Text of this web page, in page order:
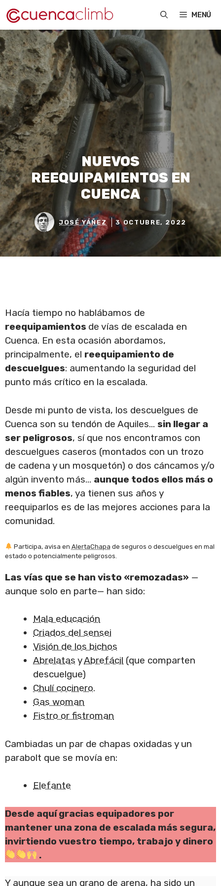
Saltar
al
contenido
MENÚ
NUEVOS
REEQUIPAMIENTOS EN
CUENCA
JOSÉ YÁÑEZ 3 OCTUBRE, 2022
Hacía tiempo no hablábamos de
reequipamientos de vías de escalada en
Cuenca. En esta ocasión abordamos,
principalmente, el reequipamiento de
descuelgues: aumentando la seguridad del
punto más crítico en la escalada.
Desde mi punto de vista, los descuelgues de
Cuenca son su tendón de Aquiles… sin llegar a
ser peligrosos, sí que nos encontramos con
descuelgues caseros (montados con un trozo
de cadena y un mosquetón) o dos cáncamos y/o
algún invento más… aunque todos ellos más o
menos fiables, ya tienen sus años y
reequiparlos es de las mejores acciones para la
comunidad.
Participa, avisa en AlertaChapa de seguros o descuelgues en mal
estado o potencialmente peligrosos.
Las vías que se han visto «remozadas» —
aunque solo en parte— han sido:
Mala educación
Criados del sensei
Visión de los bichos
Abrelatas yAbrefácil (que comparten
descuelgue)
Chulí cocinero.
Gas woman
Fistro or fistroman
Cambiadas un par de chapas oxidadas y un
parabolt que se movía en:
Elefante
Desde aquí gracias equipadores por
mantener una zona de escalada más segura,
invirtiendo vuestro tiempo, trabajo y dinero
.
Y aunque sea un grano de arena, ha sido un